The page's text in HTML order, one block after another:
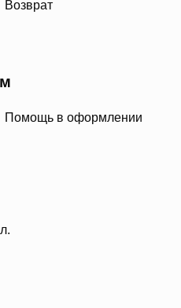
Возврат
Помощь в оформлении